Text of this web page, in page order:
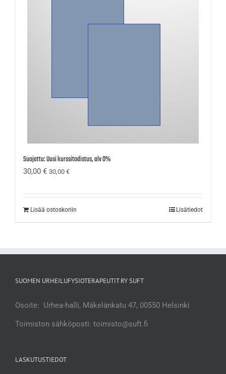
Suojattu: Uusi kurssitodistus, alv 0%
30,00 € 30,00 €
Lisää ostoskoriin Lisätiedot
SUOMEN URHEILUFYSIOTERAPEUTIT RY SUFT
Osoite: Urhea-halli, Mäkelänkatu 47, 00550 Helsinki
Toimiston sähköposti: toimisto@suft.fi
LASKUTUSTIEDOT